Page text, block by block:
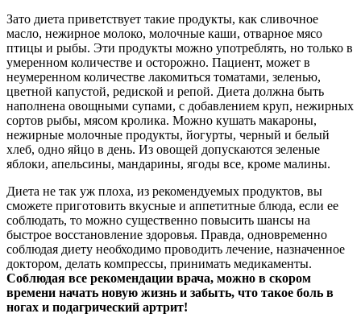
Зато диета приветствует такие продукты, как сливочное
масло, нежирное молоко, молочные каши, отварное мясо
птицы и рыбы. Эти продукты можно употреблять, но только в
умеренном количестве и осторожно. Пациент, может в
неумеренном количестве лакомиться томатами, зеленью,
цветной капустой, редиской и репой. Диета должна быть
наполнена овощными супами, с добавлением круп, нежирных
сортов рыбы, мясом кролика. Можно кушать макароны,
нежирные молочные продукты, йогурты, черный и белый
хлеб, одно яйцо в день. Из овощей допускаются зеленые
яблоки, апельсины, мандарины, ягоды все, кроме малины.
Диета не так уж плоха, из рекомендуемых продуктов, вы
сможете приготовить вкусные и аппетитные блюда, если ее
соблюдать, то можно существенно повысить шансы на
быстрое восстановление здоровья. Правда, одновременно
соблюдая диету необходимо проводить лечение, назначенное
доктором, делать компрессы, принимать медикаменты.
Соблюдая все рекомендации врача, можно в скором
времени начать новую жизнь и забыть, что такое боль в
ногах и подагрический артрит!